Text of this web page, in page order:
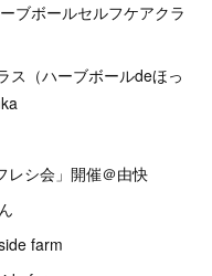
ブボールセルフケアクラ
（ハーブボールdeほっ
レシ会」開催＠由快
farm